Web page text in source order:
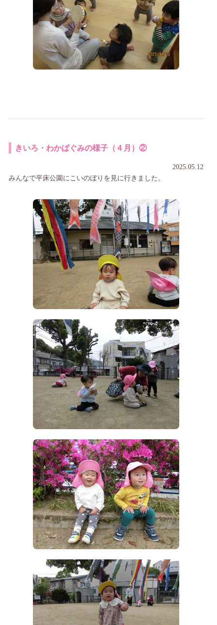
きいろ・わかばぐみの様子（４月）②
2025.05.12
みんなで平床公園にこいのぼりを見に行きました。